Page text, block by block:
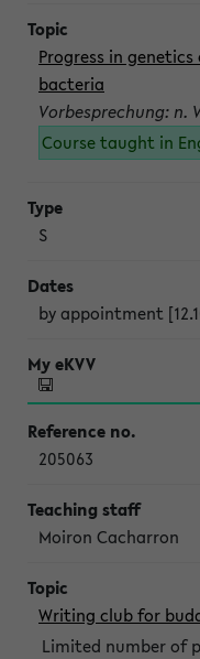
Progress in
bacteria
Vorbesprechung: n.
Course taught in
S
by appointment
205063
Moiron Cacharron
Writing club for
Limited number of